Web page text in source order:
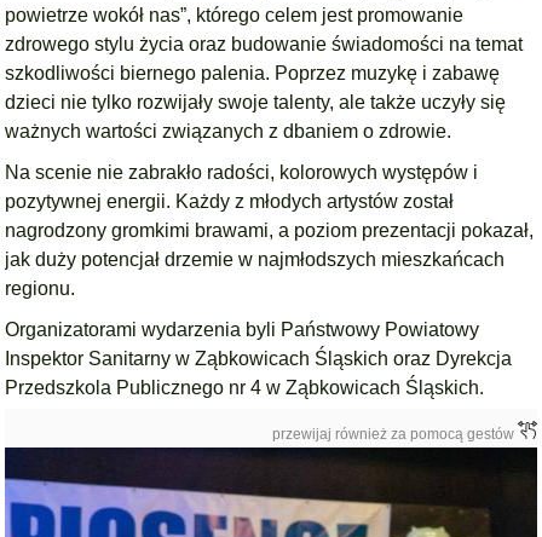
powietrze wokół nas”, którego celem jest promowanie
zdrowego stylu życia oraz budowanie świadomości na temat
szkodliwości biernego palenia. Poprzez muzykę i zabawę
dzieci nie tylko rozwijały swoje talenty, ale także uczyły się
ważnych wartości związanych z dbaniem o zdrowie.
Na scenie nie zabrakło radości, kolorowych występów i
pozytywnej energii. Każdy z młodych artystów został
nagrodzony gromkimi brawami, a poziom prezentacji pokazał,
jak duży potencjał drzemie w najmłodszych mieszkańcach
regionu.
Organizatorami wydarzenia byli Państwowy Powiatowy
Inspektor Sanitarny w Ząbkowicach Śląskich oraz Dyrekcja
Przedszkola Publicznego nr 4 w Ząbkowicach Śląskich.
przewijaj również za pomocą gestów